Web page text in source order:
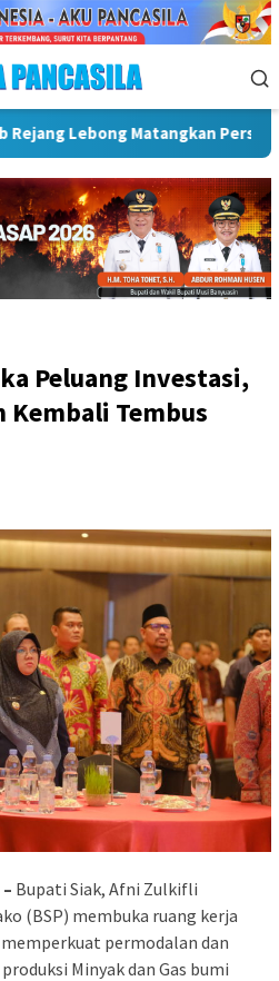
Pemusnahan Barang Bukti 88
Peluang Investasi,
Tembus
Bupati Siak, Afni Zulkifli
(BSP) membuka ruang kerja
permodalan dan
Minyak dan Gas bumi